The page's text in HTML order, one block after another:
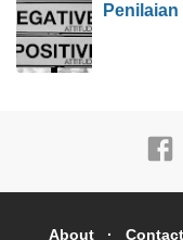
About Contact